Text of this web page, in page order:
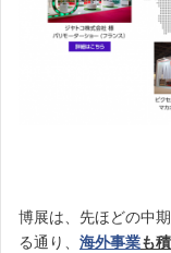
博展は、先ほどの中
る通り、 海外事業も